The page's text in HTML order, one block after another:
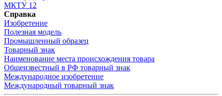
МКТУ 12
Справка
Изобретение
Полезная модель
Промышленный образец
Товарный знак
Наименование места происхождения товара
Общеизвестный в РФ товарный знак
Международное изобретение
Международный товарный знак